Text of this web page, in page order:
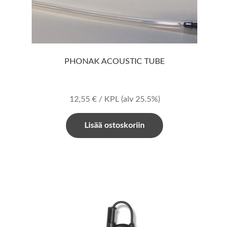
PHONAK ACOUSTIC TUBE
12,55 €/ KPL (alv 25.5%)
Lisää ostoskoriin